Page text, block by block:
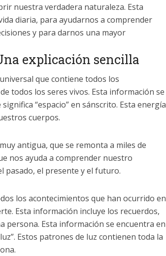
nuestra verdadera naturaleza. Esta
diaria, para ayudarnos a comprender
y para darnos una mayor
explicación sencilla
que contiene todos los
todos los seres vivos. Esta información se
“espacio” en sánscrito. Esta energía
cuerpos.
antigua, que se remonta a miles de
nos ayuda a comprender nuestro
pasado, el presente y el futuro.
los acontecimientos que han ocurrido en
Esta información incluye los recuerdos,
persona. Esta información se encuentra en
Estos patrones de luz contienen toda la